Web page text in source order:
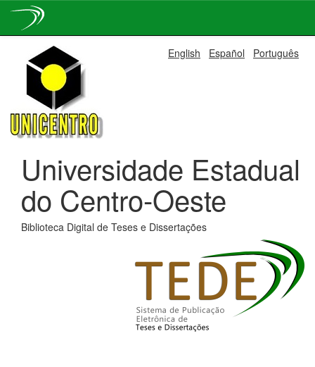
navigation
English Español Português
Universidade Estadual
do Centro-Oeste
Biblioteca Digital de Teses e Dissertações